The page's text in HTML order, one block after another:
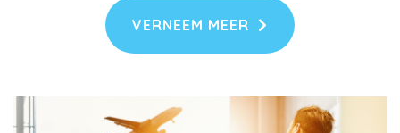
VERNEEM MEER